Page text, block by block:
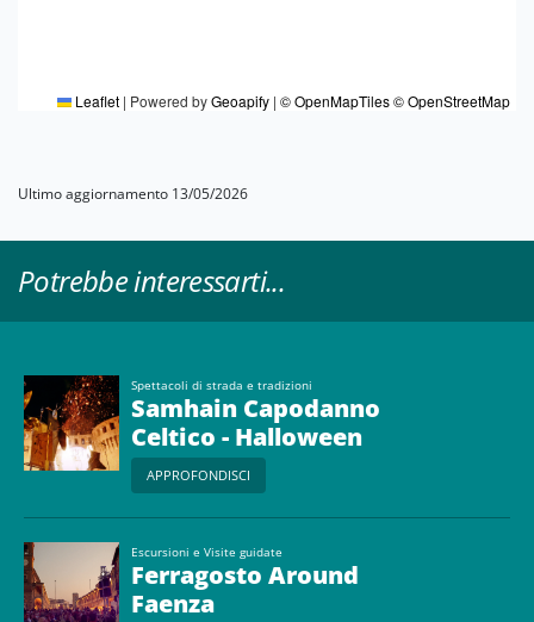
Leaflet | Powered byGeoapify | © OpenMapTiles© OpenStreetMap
Ultimo aggiornamento 13/05/2026
Potrebbe interessarti...
Spettacoli di strada e tradizioni
Samhain Capodanno
Celtico - Halloween
APPROFONDISCI
Escursioni e Visite guidate
Ferragosto Around
Faenza